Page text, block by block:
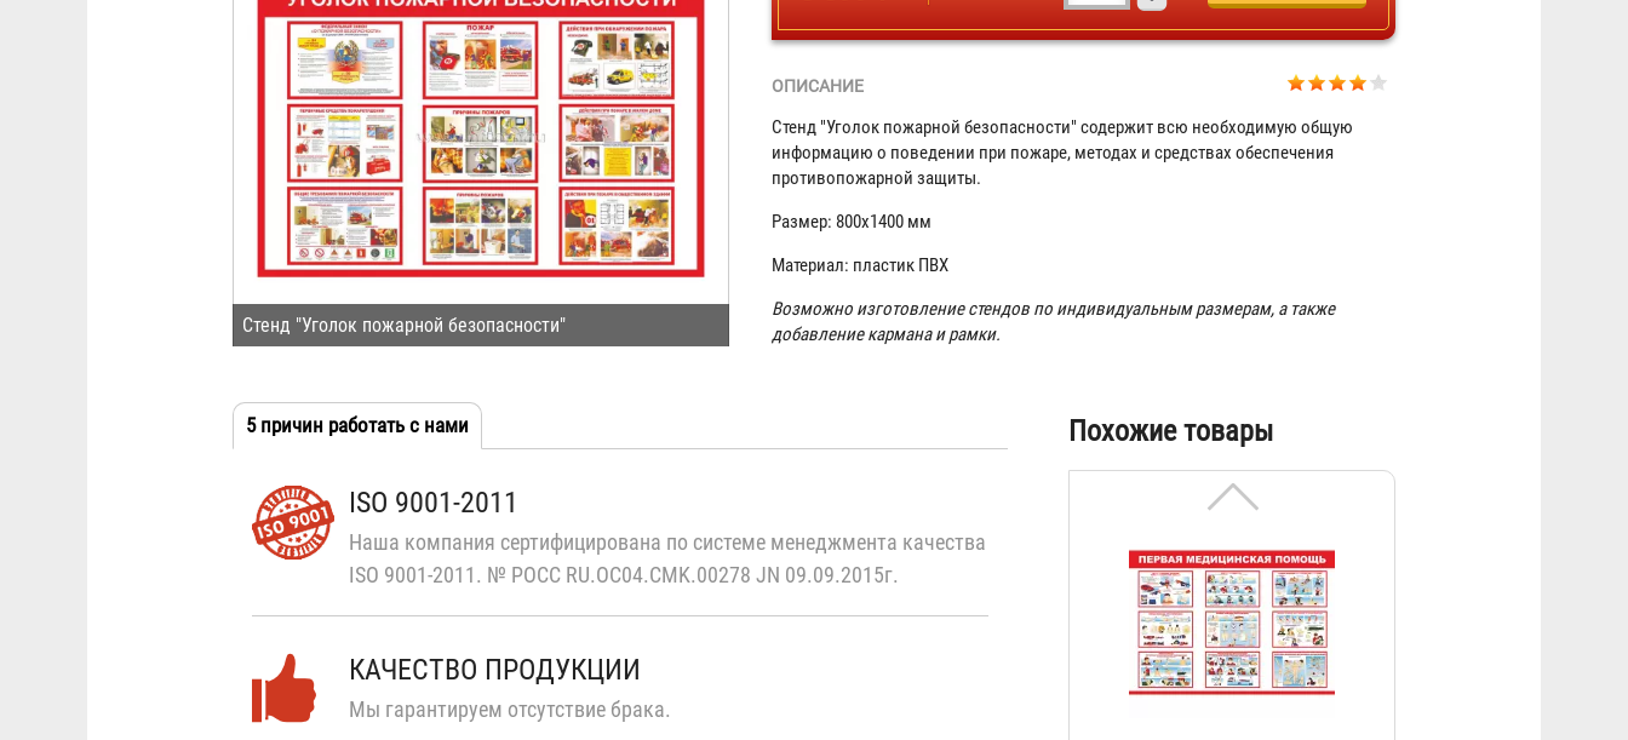
Стенд "Уголок пожарной безопасности"
ОПИСАНИЕ
Стенд "Уголок пожарной безопасности" содержит всю необходимую общую
информацию о поведении при пожаре, методах и средствах обеспечения
противопожарной защиты.
Размер: 800х1400 мм
Материал: пластик ПВХ
Возможно изготовление стендов по индивидуальным размерам, а также
добавление кармана и рамки.
Табы
5 причин работать с нами
ISO 9001-2011
Наша компания сертифицирована по системе менеджмента качества
ISO 9001-2011. № РОСС RU.OC04.CMK.00278 JN 09.09.2015г.
КАЧЕСТВО ПРОДУКЦИИ
Мы гарантируем отсутствие брака.
Похожие товары
5 051 ₽
помощь"